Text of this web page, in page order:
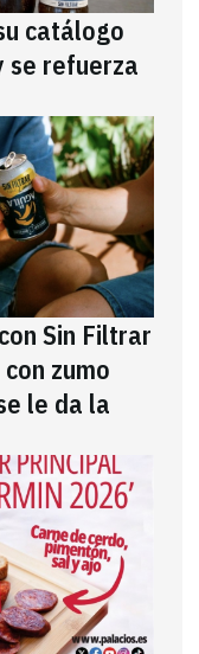
catálogo
se refuerza
Sin Filtrar
zumo
le da la